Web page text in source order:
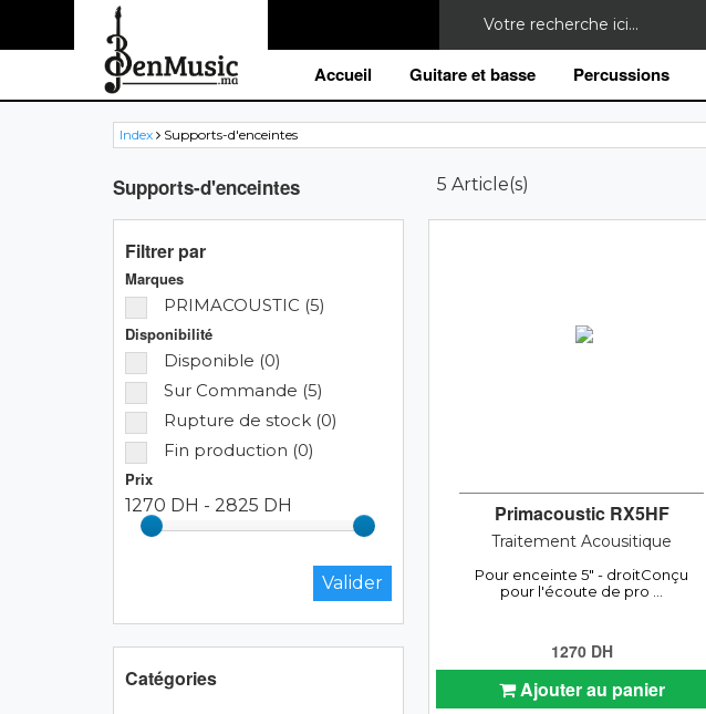
Accueil Guitare et basse Percussions
Index Supports-d'enceintes
Supports-d'enceintes
Filtrer par
Marques
PRIMACOUSTIC (5)
Disponibilité
Disponible (0)
Sur Commande (5)
Rupture de stock (0)
Fin production (0)
Prix
1270 DH - 2825 DH
Catégories
5 Article(s)
Primacoustic RX5HF
Traitement Acousitique
Pour enceinte 5" - droitConçu
pour l'écoute de pro ...
1270 DH
Ajouter au panier